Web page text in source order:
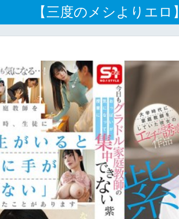
【三度のメシよりエロ】